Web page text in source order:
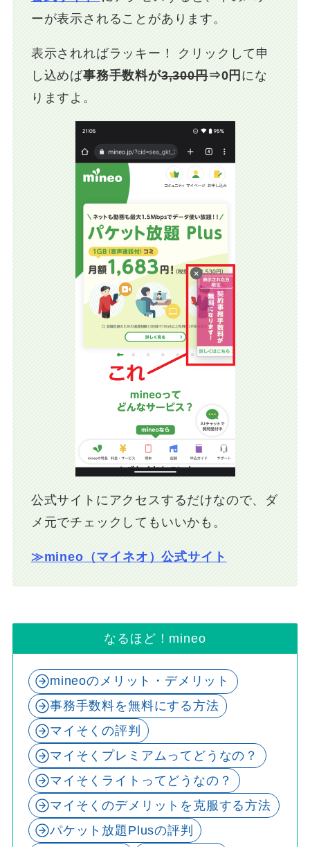
ーが表示されることがあります。
表示されればラッキー！ クリックして申
し込めば事務手数料が3,300円⇒0円 にな
りますよ。
公式サイトにアクセスするだけなので、ダ
メ元でチェックしてもいいかも。
≫mineo（マイネオ）公式サイト
なるほど！mineo
mineoのメリット・デメリット
事務手数料を無料にする方法
マイそくの評判
マイそくプレミアムってどうなの？
マイそくライトってどうなの？
マイそくのデメリットを克服する方法
パケット放題Plusの評判